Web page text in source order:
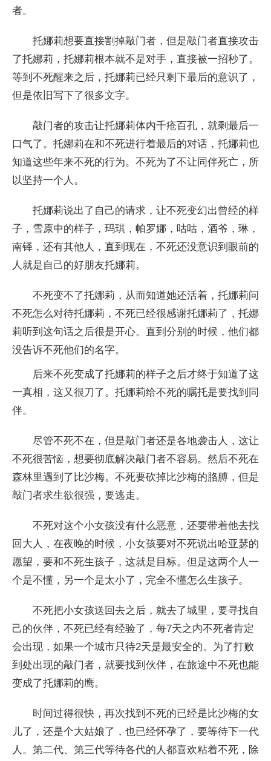
者。
托娜莉想要直接割掉敲门者，但是敲门者直接攻击
了托娜莉，托娜莉根本就不是对手，直接被一招秒了。
等到不死醒来之后，托娜莉已经只剩下最后的意识了，
但是依旧写下了很多文字。
敲门者的攻击让托娜莉体内千疮百孔，就剩最后一
口气了。托娜莉在和不死进行着最后的对话，托娜莉也
知道这些年来不死的行为。不死为了不让同伴死亡，所
以坚持一个人。
托娜莉说出了自己的请求，让不死变幻出曾经的样
子，雪原中的样子，玛琪，帕罗娜，咕咕，酒爷，琳，
南铎，还有其他人，直到现在，不死还没意识到眼前的
人就是自己的好朋友托娜莉。
不死变不了托娜莉，从而知道她还活着，托娜莉问
不死怎么对待托娜莉，不死已经很感谢托娜莉了，托娜
莉听到这句话之后很是开心。直到分别的时候，他们都
没告诉不死他们的名字。
后来不死变成了托娜莉的样子之后才终于知道了这
一真相，这又很刀了。托娜莉给不死的嘱托是要找到同
伴。
尽管不死不在，但是敲门者还是各地袭击人，这让
不死很苦恼，想要彻底解决敲门者不容易。然后不死在
森林里遇到了比沙梅。不死要砍掉比沙梅的胳膊，但是
敲门者求生欲很强，要逃走。
不死对这个小女孩没有什么恶意，还要带着他去找
回大人，在夜晚的时候，小女孩要对不死说出哈亚瑟的
愿望，要和不死生孩子，这就是目标。但是这两个人一
个是不懂，另一个是太小了，完全不懂怎么生孩子。
不死把小女孩送回去之后，就去了城里，要寻找自
己的伙伴，不死已经有经验了，每7天之内不死者肯定
会出现，如果一个城市只待2天是最安全的。为了打败
到处出现的敲门者，就要找到伙伴，在旅途中不死也能
变成了托娜莉的鹰。
时间过得很快，再次找到不死的已经是比沙梅的女
儿了，还是个大姑娘了，也已经怀孕了，要等待下一代
人。第二代、第三代等待各代的人都喜欢粘着不死，除